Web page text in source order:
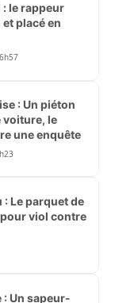
le rappeur
et placé en
: Un piéton
voiture, le
une enquête
Le parquet de
viol contre
: Un sapeur-